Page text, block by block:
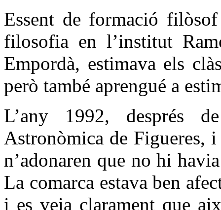
Essent de formació
filosofia en l’institut
Empordà, estimava els
però també aprengué a
L’any 1992, després
Astronòmica de Figueres,
n’adonaren que no hi
La comarca estava ben
i es veia clarament que